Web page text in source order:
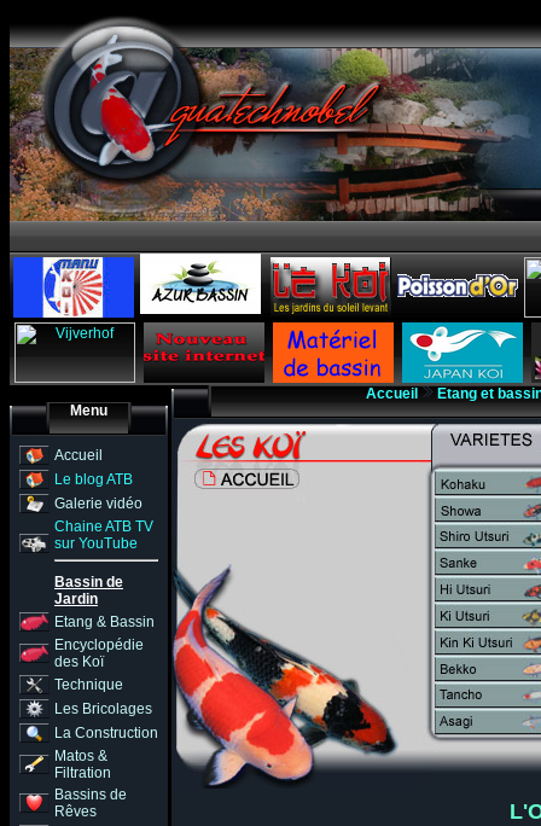
Menu
Accueil
Le blog ATB
Galerie vidéo
Chaine ATB TV
sur YouTube
Bassin de
Jardin
Etang & Bassin
Encyclopédie
des Koï
Technique
Les Bricolages
La Construction
Matos &
Filtration
Bassins de
Rêves
Accueil Etang et